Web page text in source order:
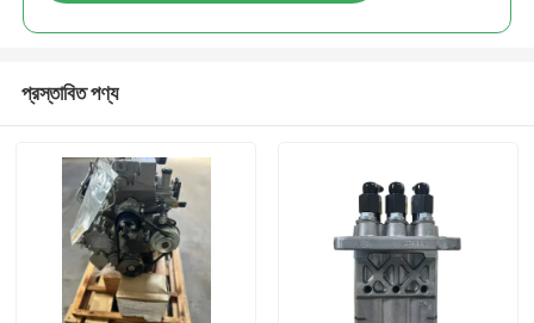
প্রস্তাবিত পণ্য